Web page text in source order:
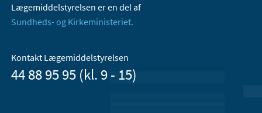
Lægemiddelstyrelsen er en del af
Sundheds- og Kirkeministeriet.
Kontakt Lægemiddelstyrelsen
44 88 95 95 (kl. 9 - 15)